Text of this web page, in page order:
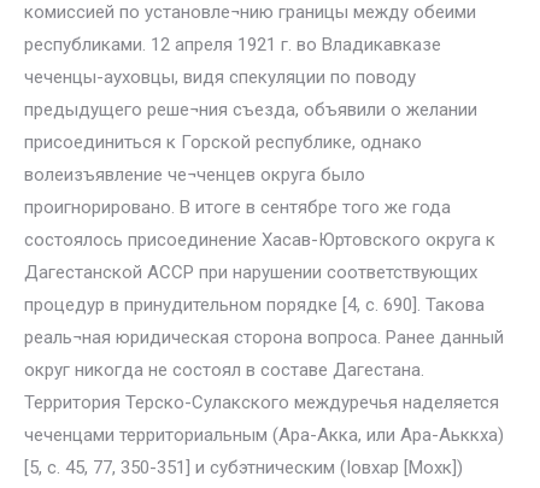
комиссией по установле¬нию границы между обеими
республиками. 12 апреля 1921 г. во Владикавказе
чеченцы-ауховцы, видя спекуляции по поводу
предыдущего реше¬ния съезда, объявили о желании
присоединиться к Горской республике, однако
волеизъявление че¬ченцев округа было
проигнорировано. В итоге в сентябре того же года
состоялось присоединение Хасав-Юртовского округа к
Дагестанской АССР при нарушении соответствующих
процедур в принудительном порядке [4, с. 690]. Такова
реаль¬ная юридическая сторона вопроса. Ранее данный
округ никогда не состоял в составе Дагестана.
Территория Терско-Сулакского междуречья наделяется
чеченцами территориальным (Ара-Акка, или Ара-Аьккха)
[5, с. 45, 77, 350-351] и субэтническим (Iовхар [Мохк])